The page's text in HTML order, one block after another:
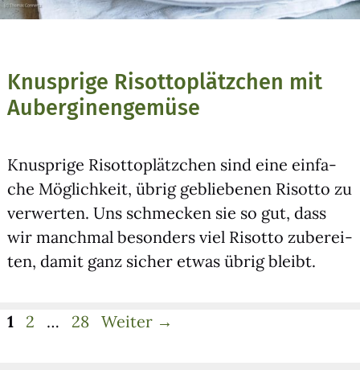
Knusprige Risottoplätzchen mit
Auberginengemüse
Knusp­ri­ge Risot­to­plätz­chen sind eine ein­fa­
che Mög­lich­keit, übrig geblie­be­nen Risot­to zu
ver­wer­ten. Uns schme­cken sie so gut, dass
wir manch­mal beson­ders viel Risot­to zube­rei­
ten, damit ganz sicher etwas übrig bleibt.
Seite
1 Seite
2 … Seite
28 Weiter →